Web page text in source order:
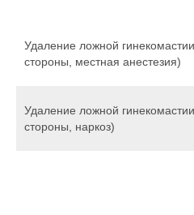
Удаление ложной
стороны, местная анестезия)
Удаление ложной
стороны, наркоз)